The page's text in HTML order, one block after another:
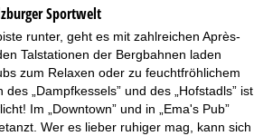
Sportwelt
runter, geht es mit zahlreichen Après-
Talstationen der Bergbahnen laden
zum Relaxen oder zu feuchtfröhlichem
„Dampfkessels” und des „Hofstadls” ist
Im „Downtown” und in „Ema's Pub”
Wer es lieber ruhiger mag, kann sich